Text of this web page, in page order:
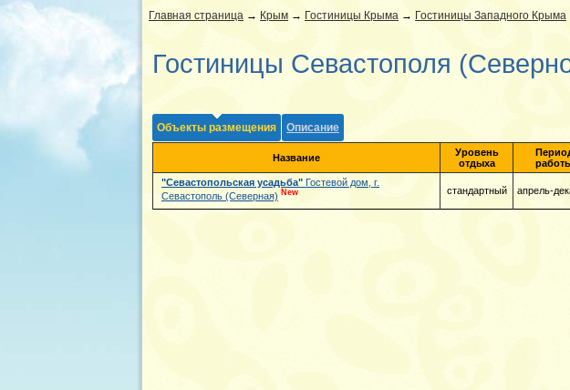
Главная страница → Крым → Гостиницы Крыма → Гостиницы Западного Крыма
Гостиницы Севастополя
Объекты размещения Описание
Название
Уровень
отдыха
"Севастопольская усадьба" Гостевой дом, г.
Севастополь (Северная) New стандартный апрель-